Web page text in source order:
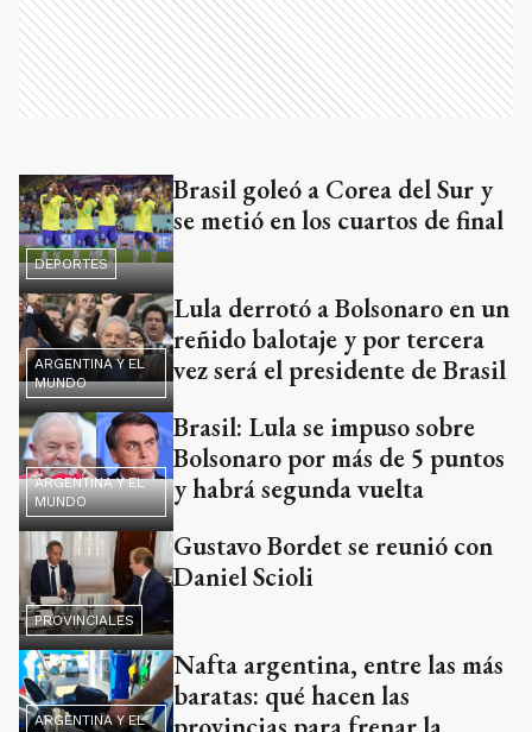
DEPORTES
Brasil goleó a Corea del Sur y
se metió en los cuartos de final
ARGENTINA Y EL
MUNDO
Lula derrotó a Bolsonaro en un
reñido balotaje y por tercera
vez será el presidente de Brasil
ARGENTINA Y EL
MUNDO
Brasil: Lula se impuso sobre
Bolsonaro por más de 5 puntos
y habrá segunda vuelta
PROVINCIALES
Gustavo Bordet se reunió con
Daniel Scioli
ARGENTINA Y EL
Nafta argentina, entre las más
baratas: qué hacen las